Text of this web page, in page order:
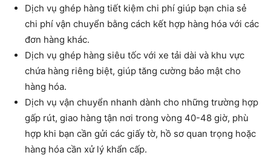
Dịch vụ ghép hàng tiết kiệm chi phí giúp bạn chia sẻ
chi phí vận chuyển bằng cách kết hợp hàng hóa với các
đơn hàng khác.
Dịch vụ ghép hàng siêu tốc với xe tải dài và khu vực
chứa hàng riêng biệt, giúp tăng cường bảo mật cho
hàng hóa.
Dịch vụ vận chuyển nhanh dành cho những trường hợp
gấp rút, giao hàng tận nơi trong vòng 40-48 giờ, phù
hợp khi bạn cần gửi các giấy tờ, hồ sơ quan trọng hoặc
hàng hóa cần xử lý khẩn cấp.